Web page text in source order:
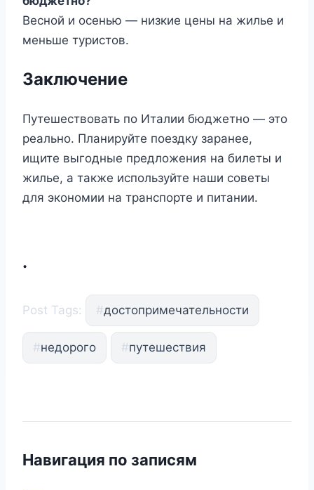
Весной и осенью — низкие цены на жилье и
меньше туристов.
Заключение
Путешествовать по Италии бюджетно — это
реально. Планируйте поездку заранее,
ищите выгодные предложения на билеты и
жилье, а также используйте наши советы
для экономии на транспорте и питании.
.
Post Tags: #достопримечательности
#недорого #путешествия
Навигация по записям